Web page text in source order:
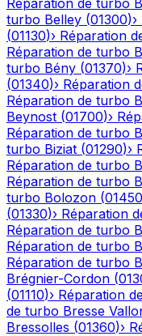
Réparation de turbo
turbo Belley (01300)›
(01130)› Réparation
Réparation de turbo
turbo Bény (01370)›
(01340)› Réparation
Réparation de turbo
Beynost (01700)›
Réparation de turbo
turbo Biziat (01290)›
Réparation de turbo
Réparation de turbo
turbo Bolozon (01450
(01330)› Réparation
Réparation de turbo
Réparation de turbo
Réparation de turbo
Brégnier-Cordon (
(01110)› Réparation
de turbo Bresse
Bressolles (01360)›